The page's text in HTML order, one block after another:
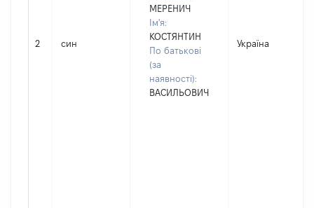
2 син
МЕРЕНИЧ
Ім'я:
КОСТЯНТИН
По батькові
(за
наявності):
ВАСИЛЬОВИЧ
Україна